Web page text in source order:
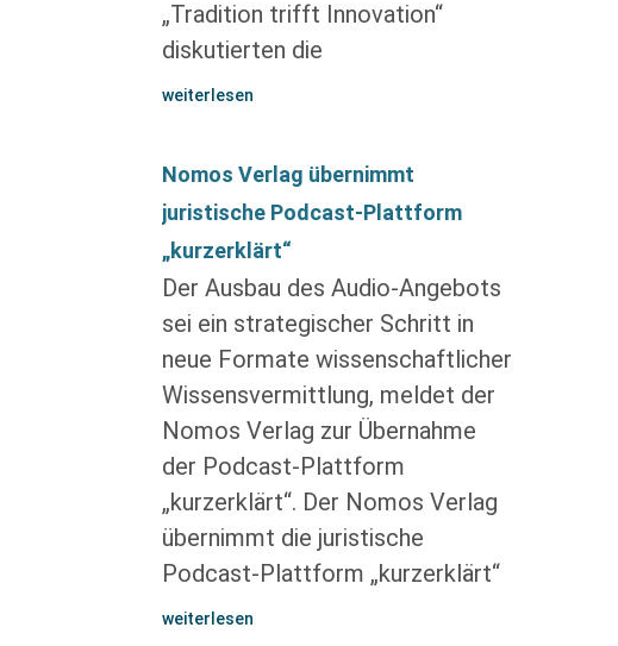
„Tradition trifft Innovation“
diskutierten die
weiterlesen
Nomos Verlag übernimmt
juristische Podcast-Plattform
„kurzerklärt“
Der Ausbau des Audio-Angebots
sei ein strategischer Schritt in
neue Formate wissenschaftlicher
Wissensvermittlung, meldet der
Nomos Verlag zur Übernahme
der Podcast-Plattform
„kurzerklärt“. Der Nomos Verlag
übernimmt die juristische
Podcast-Plattform „kurzerklärt“
weiterlesen